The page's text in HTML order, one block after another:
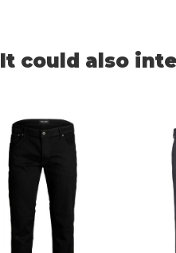
It could also